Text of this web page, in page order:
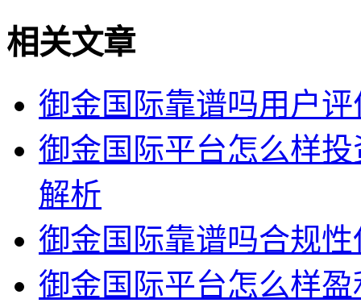
相关文章
御金国际靠谱吗用户
御金国际平台怎么样
解析
御金国际靠谱吗合规
御金国际平台怎么样